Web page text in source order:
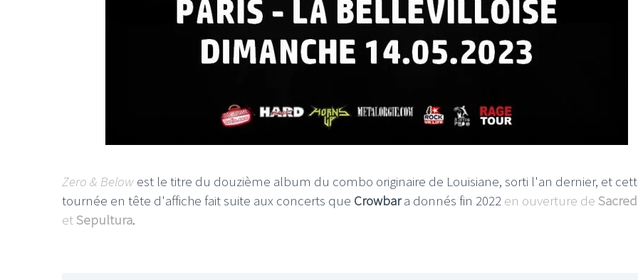
Zero & Below est le titre du douzième album du combo originaire de Louisiane, sorti l'an dernier, et
tournée en tête d'affiche fait suite aux concerts que Crowbara donnés fin 2022 en ouverture de
etSepultura.